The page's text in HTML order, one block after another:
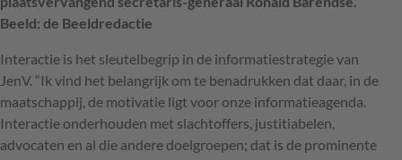
Beeld: de Beeldredactie
Interactie is het sleutelbegrip in de informatiestrategie van
JenV. “Ik vind het belangrijk om te benadrukken dat daar, in de
maatschappij, de motivatie ligt voor onze informatieagenda.
Interactie onderhouden met slachtoffers, justitiabelen,
advocaten en al die andere doelgroepen; dat is de prominente